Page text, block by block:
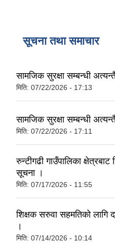
सूचना तथा समाचार
सामजिक सुरक्षा सम्बन्धी
मिति: 07/22/2026 - 17:13
सामजिक सुरक्षा सम्बन्धी
मिति: 07/22/2026 - 17:11
रुन्टीगढी गाउँपालिका
सूचना ।
मिति: 07/17/2026 - 11:55
शिक्षक सरुवा सहमतिको लागि
।
मिति: 07/14/2026 - 10:14